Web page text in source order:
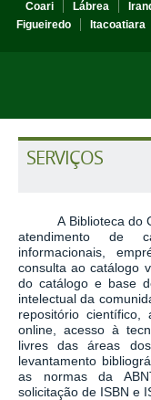
Coari
Lábrea
Figueiredo
Itacoatiara
SERVIÇOS
A Biblioteca do
atendimento de
informacionais,
consulta ao catálogo
do catálogo e base
intelectual da
repositório científico,
online, acesso à
livres das áreas
levantamento
as normas da
solicitação de ISBN e